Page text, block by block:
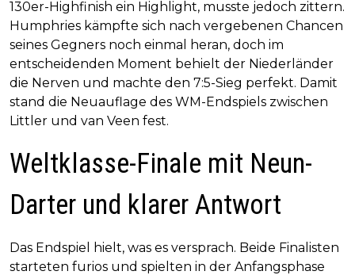
130er-Highfinish ein Highlight, musste jedoch zittern.
Humphries kämpfte sich nach vergebenen Chancen
seines Gegners noch einmal heran, doch im
entscheidenden Moment behielt der Niederländer
die Nerven und machte den 7:5-Sieg perfekt. Damit
stand die Neuauflage des WM-Endspiels zwischen
Littler und van Veen fest.
Weltklasse-Finale mit Neun-
Darter und klarer Antwort
Das Endspiel hielt, was es versprach. Beide Finalisten
starteten furios und spielten in der Anfangsphase